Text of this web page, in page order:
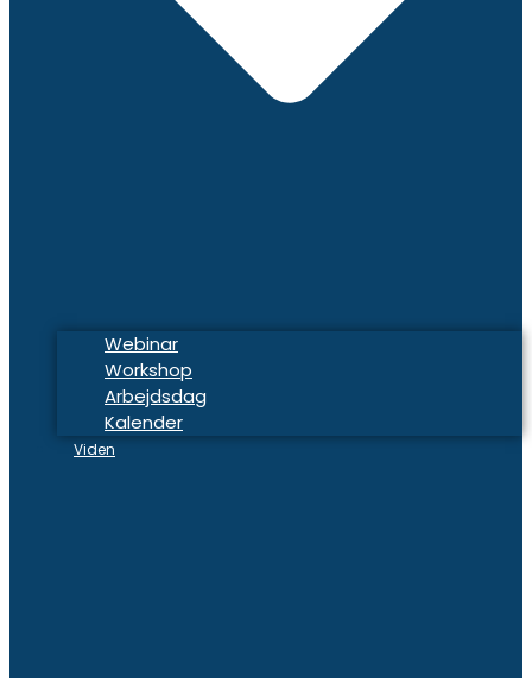
Webinar
Workshop
Arbejdsdag
Kalender
Viden